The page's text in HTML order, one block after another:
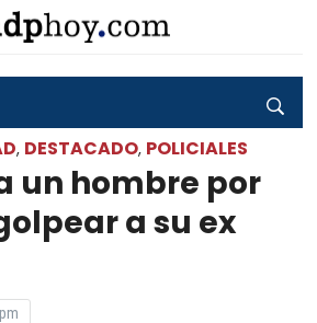
, DESTACADO, POLICIALES
un hombre por
a su ex